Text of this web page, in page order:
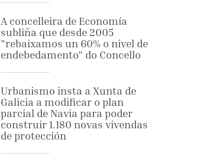
A concelleira de Economía
subliña que desde 2005
"rebaixamos un 60% o nivel de
endebedamento" do Concello
Urbanismo insta a Xunta de
Galicia a modificar o plan
parcial de Navia para poder
construir 1.180 novas vivendas
de protección